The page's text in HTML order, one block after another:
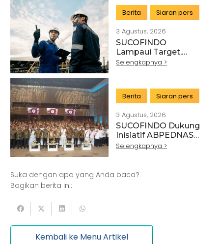
TRANSFORMASI
LAYANAN TIC
TINGGI
Berita Siaran pers
3 Agustus, 2026
SUCOFINDO
Lampaui Target,
RUPS Sahkan Kinerja
Selengkapnya >
Berita Siaran pers
3 Agustus, 2026
SUCOFINDO Dukung
Inisiatif ABPEDNAS
melalui Program
Selengkapnya >
Suka dengan apa yang Anda baca?
Bagikan berita ini:
Kembali ke Menu Artikel
Artikel Pertanian
Kehutanan
Kesehatan
Kelautan dan Perikanan
Pemerintahan
Informasi dan Komunikasi
Pariwisata
Listrik dan Gas